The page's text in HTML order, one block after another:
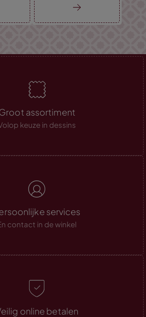
assortiment
keuze in dessins
services
contact in de winkel
online betalen